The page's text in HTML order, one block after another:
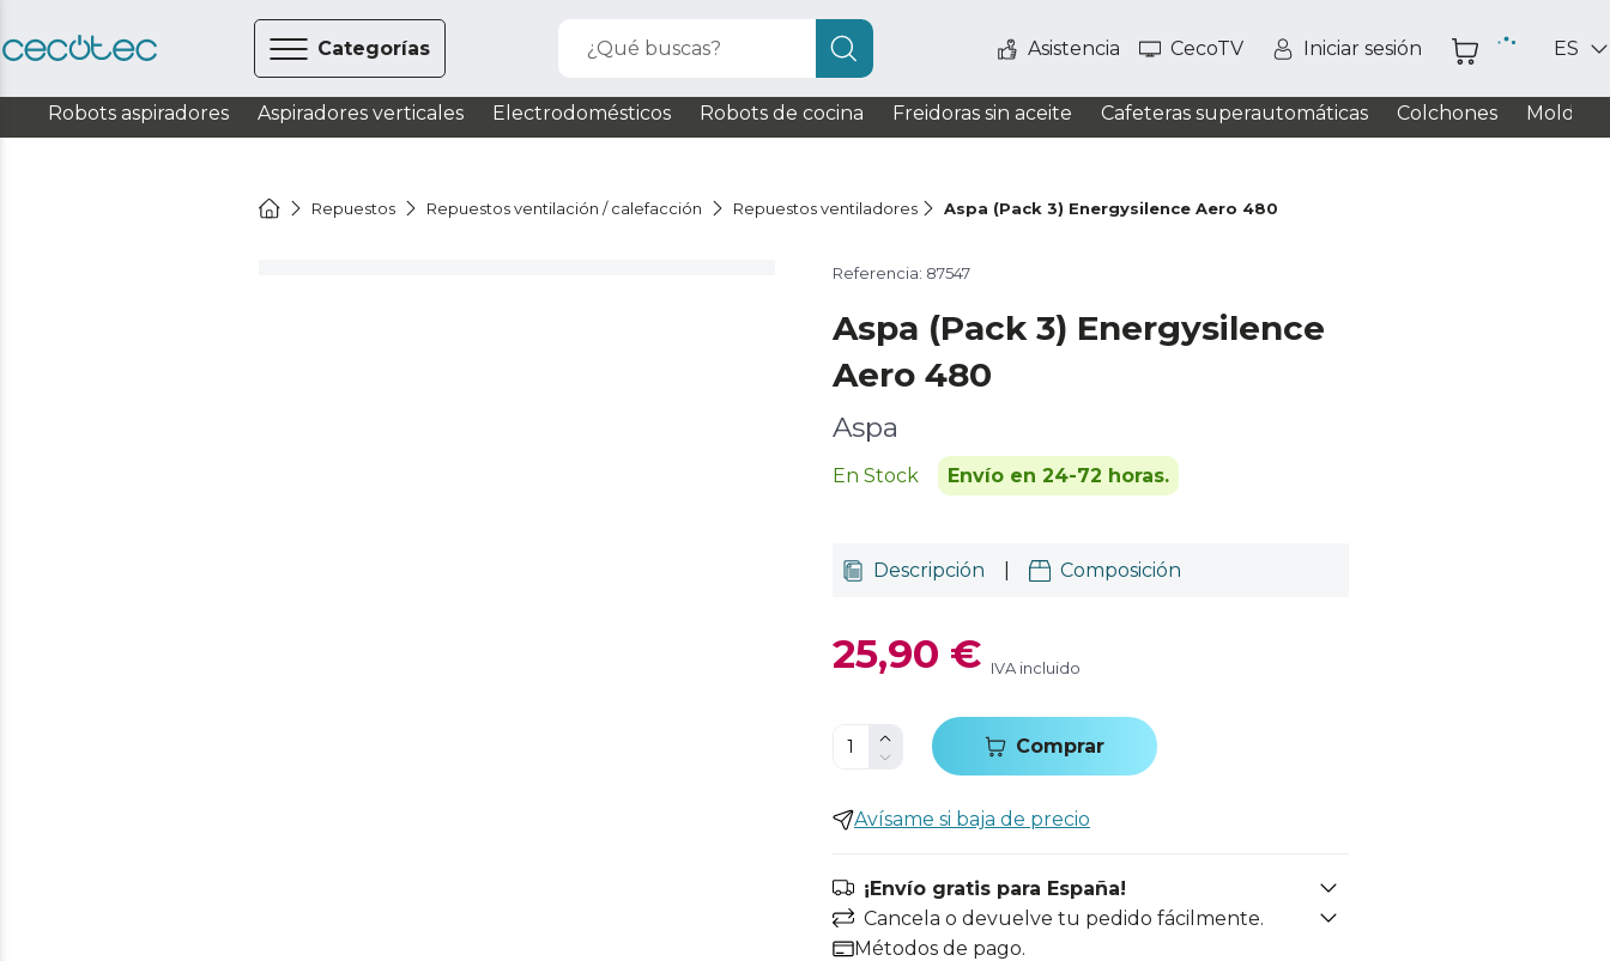
Categorías ¿Qué buscas? Asistencia CecoTV Iniciar sesión ES
Robots aspiradores Aspiradores verticales Electrodomésticos Robots de cocina Freidoras sin aceite Cafeteras superautomáticas Colchones
Repuestos Repuestos ventilación / calefacción Repuestos ventiladores Aspa (Pack 3) Energysilence Aero 480
Referencia: 87547
Aspa (Pack 3) Energysilence
Aero 480
Aspa
En Stock Envío en 24-72 horas.
Descripción Composición
25,90 € IVA incluido
Comprar
Avísame si baja de precio
¡Envío gratis para España!
Cancela o devuelve tu pedido fácilmente.
Métodos de pago.